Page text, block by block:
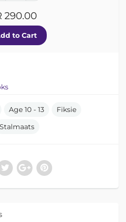
290.00
Age 10 - 13
Fiksie
Stalmaats